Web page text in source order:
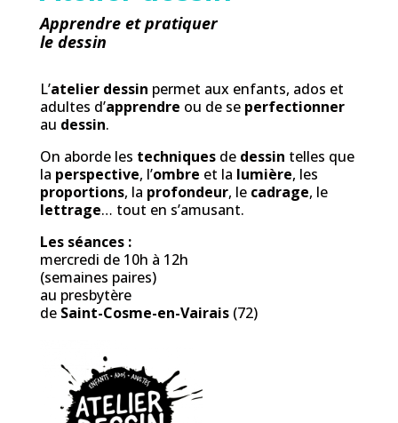
Apprendre et pratiquer
le dessin
L’atelier dessin permet aux enfants, ados et
adultes d’apprendre ou de se perfectionner
au dessin.
On aborde les techniquesde dessin telles que
la perspective, l’ombre et la lumière, les
proportions, la profondeur, le cadrage, le
lettrage… tout en s’amusant.
Les séances :
mercredi de 10h à 12h
(semaines paires)
au presbytère
de Saint-Cosme-en-Vairais(72)